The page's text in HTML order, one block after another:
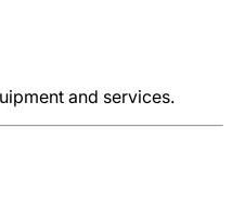
and services.